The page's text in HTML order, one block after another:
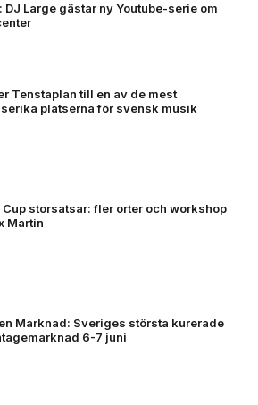
DJ Large gästar ny Youtube-serie om
Tenstaplan till en av de mest
platserna för svensk musik
Cup storsatsar: fler orter och workshop
Martin
Marknad: Sveriges största kurerade
6-7 juni